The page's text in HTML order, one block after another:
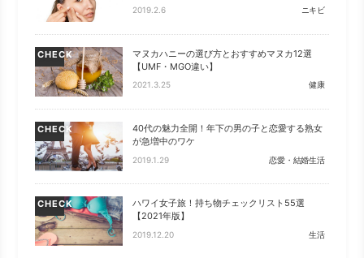
2019.2.6 ニキビ
CHECK
マヌカハニーの選び方とおすすめマヌカ12選
【UMF・MGO違い】
2021.3.25 健康
CHECK
40代の魅力全開！年下の男の子と恋愛する熟女
が急増中のワケ
2019.1.29 恋愛・結婚生活
CHECK
ハワイ女子旅！持ち物チェックリスト55選
【2021年版】
2019.12.20 生活